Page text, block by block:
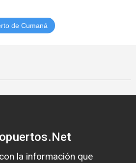
de Cumaná
la información que